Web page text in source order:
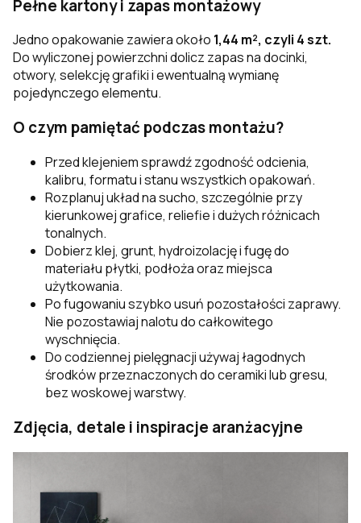
Pełne kartony i zapas montażowy
Jedno opakowanie zawiera około 1,44 m², czyli 4 szt.
Do wyliczonej powierzchni dolicz zapas na docinki,
otwory, selekcję grafiki i ewentualną wymianę
pojedynczego elementu.
O czym pamiętać podczas montażu?
Przed klejeniem sprawdź zgodność odcienia,
kalibru, formatu i stanu wszystkich opakowań.
Rozplanuj układ na sucho, szczególnie przy
kierunkowej grafice, reliefie i dużych różnicach
tonalnych.
Dobierz klej, grunt, hydroizolację i fugę do
materiału płytki, podłoża oraz miejsca
użytkowania.
Po fugowaniu szybko usuń pozostałości zaprawy.
Nie pozostawiaj nalotu do całkowitego
wyschnięcia.
Do codziennej pielęgnacji używaj łagodnych
środków przeznaczonych do ceramiki lub gresu,
bez woskowej warstwy.
Zdjęcia, detale i inspiracje aranżacyjne